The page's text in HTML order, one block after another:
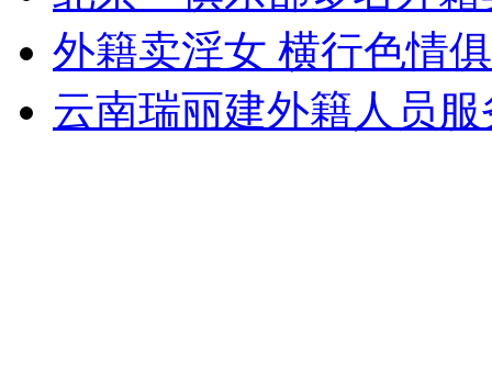
走！跟着总书记去植树
外籍卖淫女 横行色情
云南瑞丽建外籍人员